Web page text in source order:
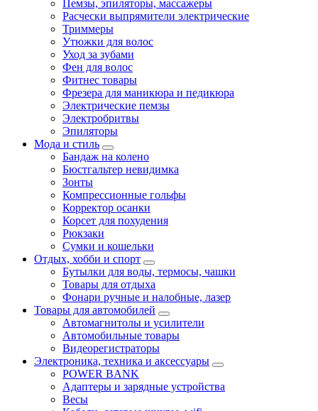
Пемзы, эпиляторы, массажеры
Расчески выпрямители электрические
Триммеры
Утюжки для волос
Уход за зубами
Фен для волос
Фитнес товары
Фрезера для маникюра и педикюра
Электрические пемзы
Электробритвы
Эпиляторы
Мода и стиль
Бандаж на колено
Бюстгальтер невидимка
Зонты
Компрессионные гольфы
Корректор осанки
Корсет для похудения
Рюкзаки
Сумки и кошельки
Отдых, хобби и спорт
Бутылки для воды, термосы, чашки
Товары для отдыха
Фонари ручные и налобные, лазер
Товары для автомобилей
Автомагнитолы и усилители
Автомобильные товары
Видеорегистраторы
Электроника, техника и аксессуары
POWER BANK
Адаптеры и зарядные устройства
Весы